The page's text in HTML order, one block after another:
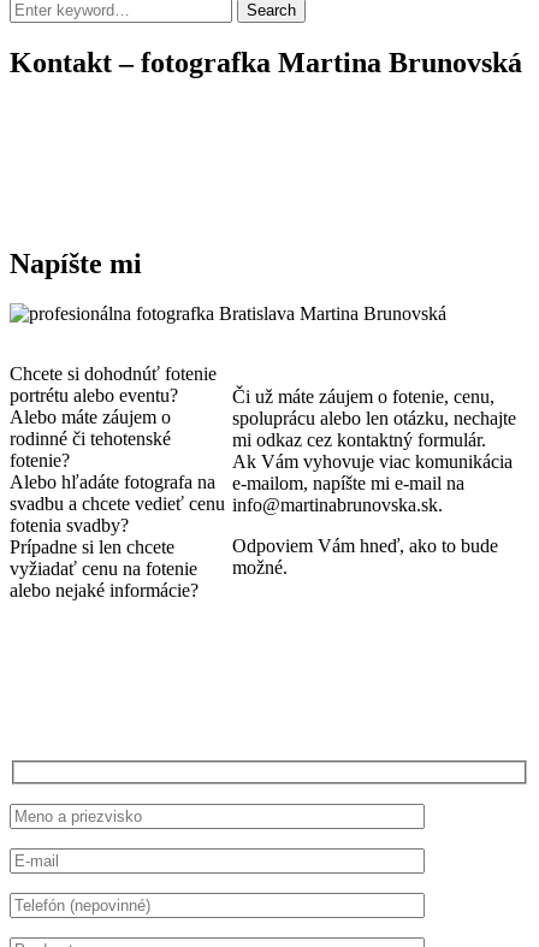
Search
Kontakt – fotografka Martina Brunovská
Napíšte mi
Chcete si dohodnúť fotenie
portrétu alebo eventu?
Alebo máte záujem o
rodinné či tehotenské
fotenie?
Alebo hľadáte fotografa na
svadbu a chcete vedieť cenu
fotenia svadby?
Prípadne si len chcete
vyžiadať cenu na fotenie
alebo nejaké informácie?
Či už máte záujem o fotenie, cenu,
spoluprácu alebo len otázku, nechajte
mi odkaz cez kontaktný formulár.
Ak Vám vyhovuje viac komunikácia
e-mailom, napíšte mi e-mail na
info@martinabrunovska.sk.
Odpoviem Vám hneď, ako to bude
možné.